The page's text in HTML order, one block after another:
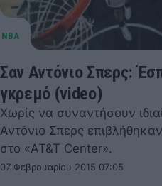
Σαν Αντόνιο Σπερς:
γκρεμό (video)
Χωρίς να συναντήσουν
Αντόνιο Σπερς
στο «AT&T Center».
07 Φεβρουαρίου 2015 07:05